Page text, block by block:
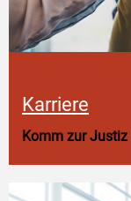
Karriere
Komm zur Justiz